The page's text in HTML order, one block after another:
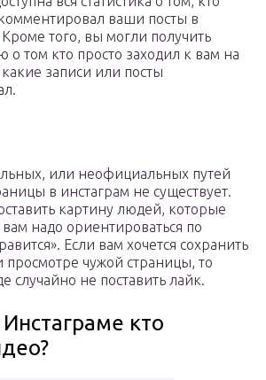
ваши посты в
того, вы могли получить
том кто просто заходил к вам на
записи или посты
или неофициальных путей
в инстаграм не существует.
картину людей, которые
надо ориентироваться по
Если вам хочется сохранить
просмотре чужой страницы, то
случайно не поставить лайк.
кто